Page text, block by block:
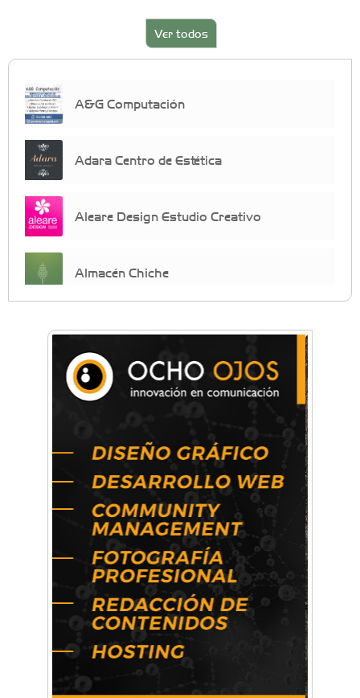
Ver todos
A&G Computación
Adara Centro de Estética
Aleare Design Estudio Creativo
Almacén Chiche
crecimiento personal
Arq. Horacio Alejandro Sánchez
Artística ApasionArte
Artística Veral
BAIC Ramos Mejía
Brisé Estudio de Danzas